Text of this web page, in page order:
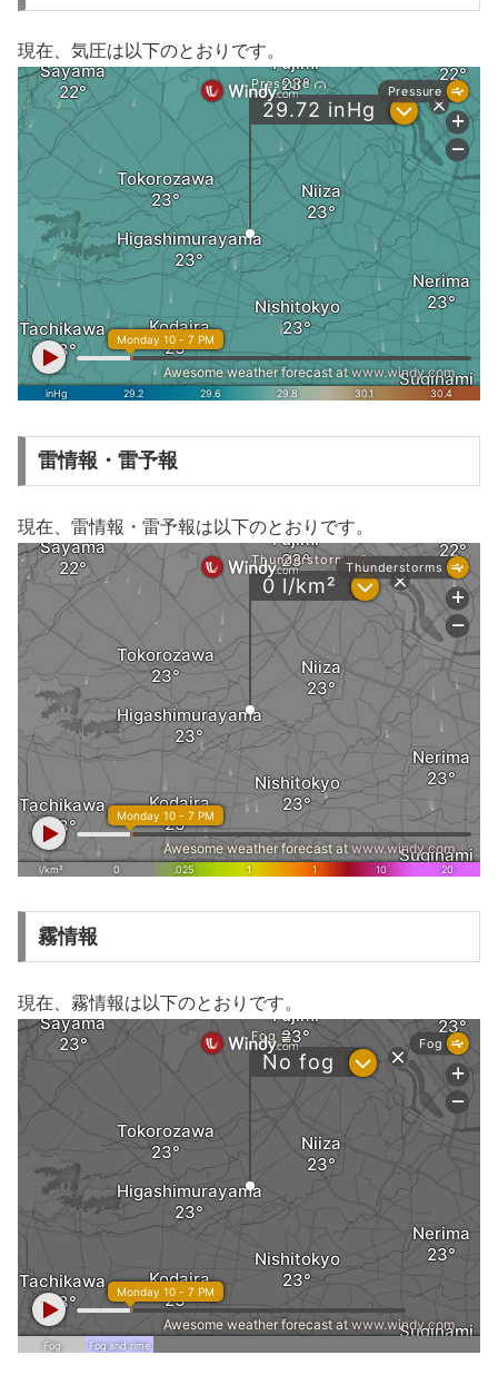
現在、気圧は以下のとおりです。
雷情報・雷予報
現在、雷情報・雷予報は以下のとおりです。
霧情報
現在、霧情報は以下のとおりです。